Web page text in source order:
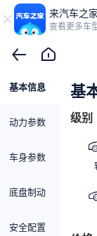
来汽车之
查看更多车
基本信息
动力参数
车身参数
底盘制动
安全配置
基
级别